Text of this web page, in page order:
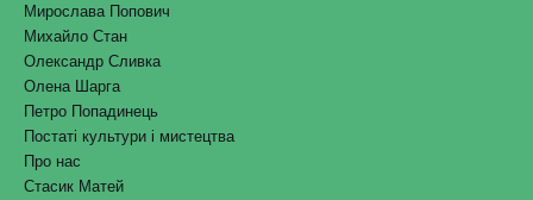
Мирослава Попович
Михайло Стан
Олександр Сливка
Олена Шарга
Петро Попадинець
Постаті культури і мистецтва
Про нас
Стасик Матей